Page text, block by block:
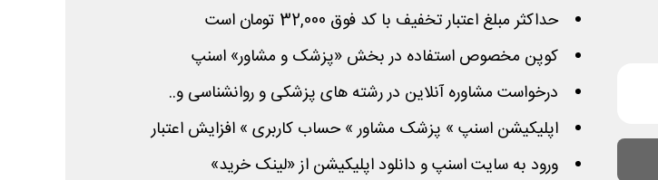
حداکثر مبلغ اعتبار تخفیف با کد فوق 32,000 تومان است
کوپن مخصوص استفاده در بخش «پزشک و مشاور» اسنپ
درخواست مشاوره آنلاین در رشته های پزشکی و روانشناسی و..
اپلیکیشن اسنپ » پزشک مشاور » حساب کاربری » افزایش اعتبار
ورود به سایت اسنپ و دانلود اپلیکیشن از «لینک خرید»